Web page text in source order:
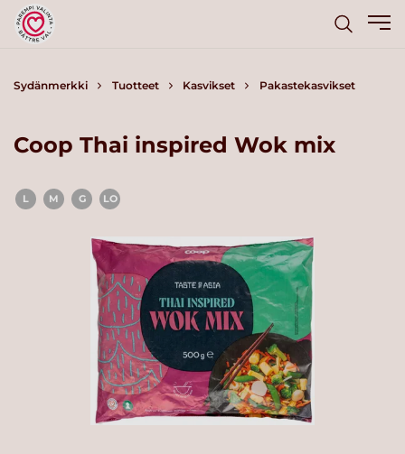
Sydänmerkki Tuotteet Kasvikset Pakastekasvikset
Coop Thai inspired Wok mix
L M G LO